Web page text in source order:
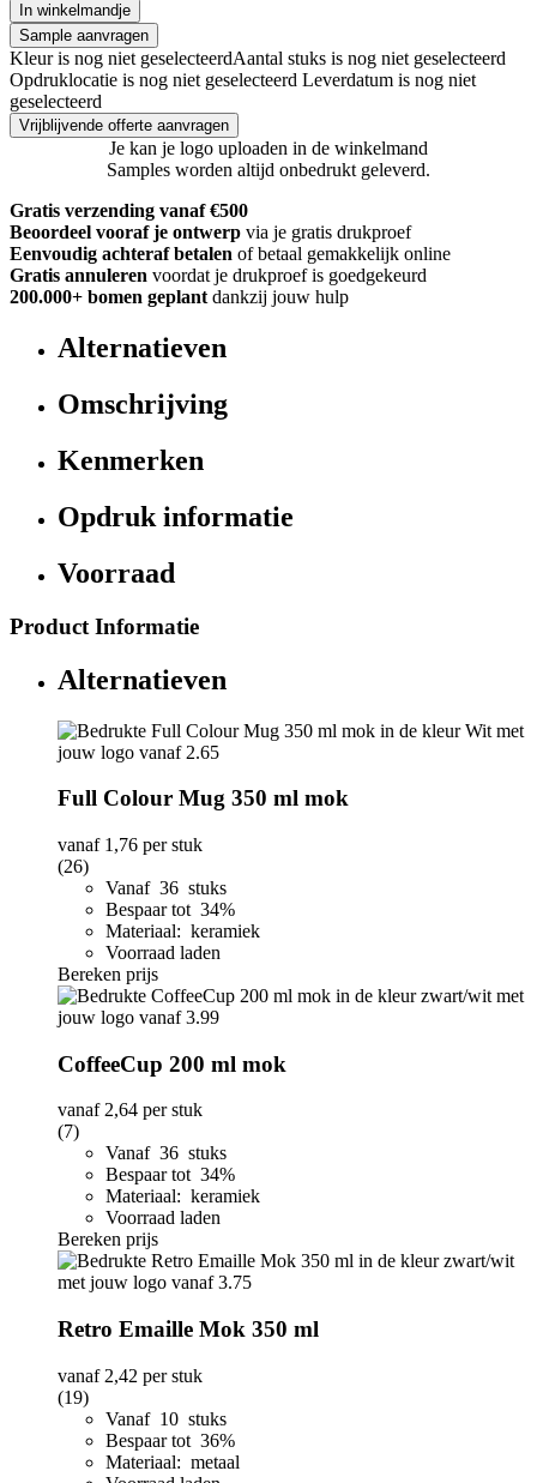
In winkelmandje
Sample aanvragen
Kleur is nog niet geselecteerdAantal stuks is nog niet geselecteerd
Opdruklocatie is nog niet geselecteerd Leverdatum is nog niet
geselecteerd
Vrijblijvende offerte aanvragen
Je kan je logo uploaden in de winkelmand
Samples worden altijd onbedrukt geleverd.
Gratis verzending vanaf €500
Beoordeel vooraf je ontwerp via je gratis drukproef
Eenvoudig achteraf betalen of betaal gemakkelijk online
Gratis annuleren voordat je drukproef is goedgekeurd
200.000+ bomen geplant dankzij jouw hulp
Alternatieven
Omschrijving
Kenmerken
Opdruk informatie
Voorraad
Product Informatie
Alternatieven
Full Colour Mug 350 ml mok
vanaf 1,76 per stuk
(26)
Vanaf 36 stuks
Bespaar tot 34%
Materiaal: keramiek
Voorraad laden
Bereken prijs
CoffeeCup 200 ml mok
vanaf2,64 per stuk
(7)
Vanaf 36 stuks
Bespaar tot 34%
Materiaal: keramiek
Voorraad laden
Bereken prijs
Retro Emaille Mok 350 ml
vanaf 2,42 per stuk
(19)
Vanaf 10 stuks
Bespaar tot 36%
Materiaal: metaal